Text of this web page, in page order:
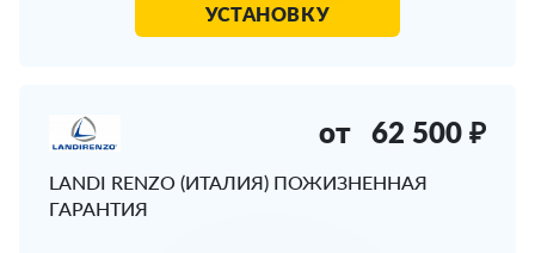
УСТАНОВКУ
LANDI RENZO (ИТАЛИЯ) ПОЖИЗНЕННАЯ
ГАРАНТИЯ
от 62 500 ₽